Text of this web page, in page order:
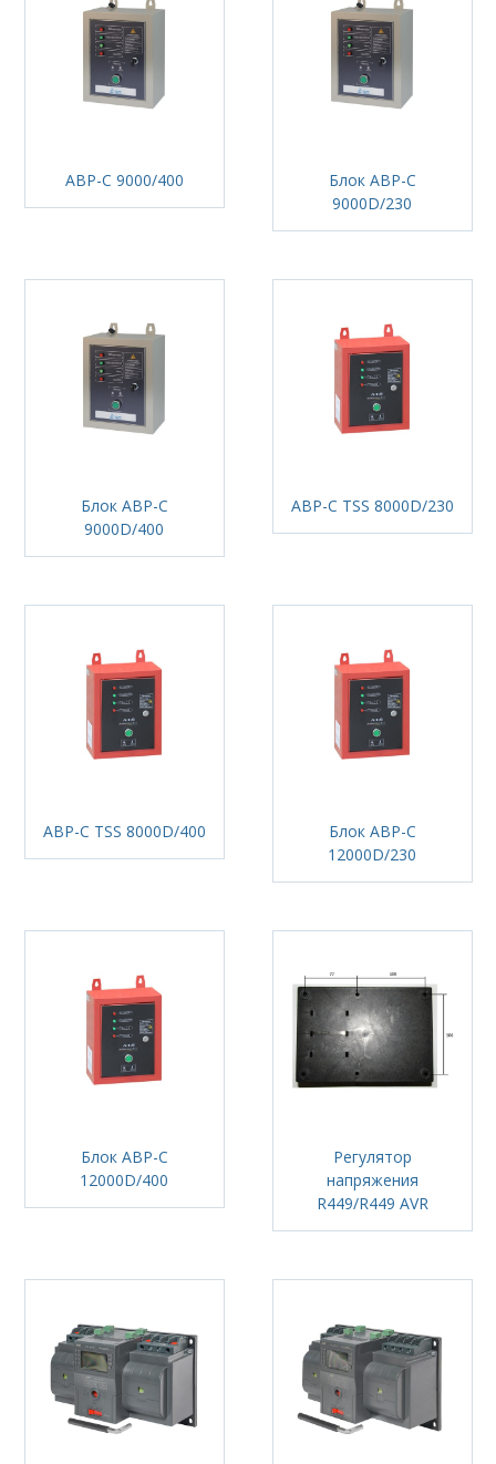
АВР-С 9000/400
Блок АВР-С
9000D/230
Блок АВР-С
9000D/400
АВР-С TSS 8000D/230
АВР-С TSS 8000D/400
Блок АВР-С
12000D/230
Блок АВР-С
12000D/400
Регулятор
напряжения
R449/R449 AVR